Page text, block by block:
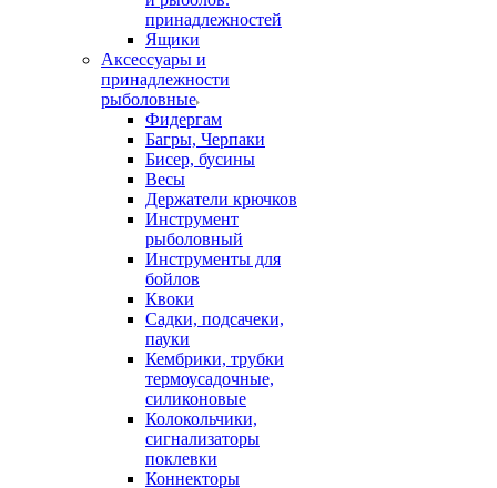
принадлежностей
Ящики
Аксессуары и
принадлежности
рыболовные
Фидергам
Багры, Черпаки
Бисер, бусины
Весы
Держатели крючков
Инструмент
рыболовный
Инструменты для
бойлов
Квоки
Садки, подсачеки,
пауки
Кембрики, трубки
термоусадочные,
силиконовые
Колокольчики,
сигнализаторы
поклевки
Коннекторы